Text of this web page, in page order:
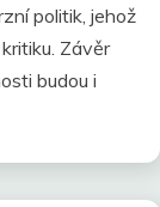
politik, jehož
Závěr
budou i